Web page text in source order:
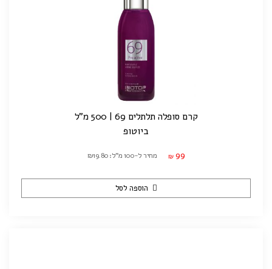
קרם סופלה תלתלים 69 | 500 מ"ל
ביוטופ
₪ 99 מחיר ל-100 מ"ל: ₪19.80
הוספה לסל